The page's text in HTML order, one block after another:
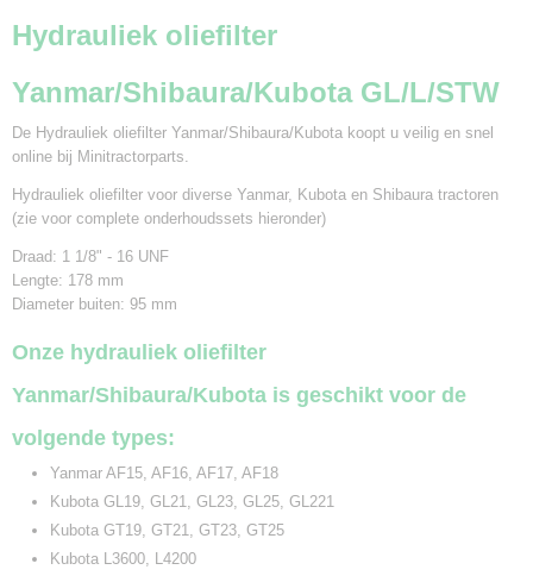
Hydrauliek oliefilter
Yanmar/Shibaura/Kubota GL/L/STW
De Hydrauliek oliefilter Yanmar/Shibaura/Kubota koopt u veilig en snel
online bij Minitractorparts.
Hydrauliek oliefilter voor diverse Yanmar, Kubota en Shibaura tractoren
(zie voor complete onderhoudssets hieronder)
Draad: 1 1/8" - 16 UNF
Lengte: 178 mm
Diameter buiten: 95 mm
Onze hydrauliek oliefilter
Yanmar/Shibaura/Kubota is geschikt voor de
volgende types:
Yanmar AF15, AF16, AF17, AF18
Kubota GL19, GL21, GL23, GL25, GL221
Kubota GT19, GT21, GT23, GT25
Kubota L3600, L4200